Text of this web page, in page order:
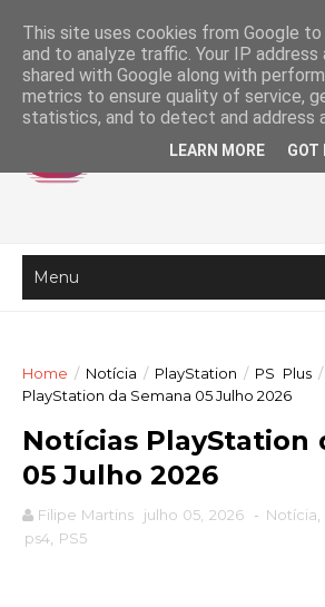
Home / Notícia / PlayStation / PS Plus /
PlayStation da Semana 05 Julho 2026
Notícias PlayStation
05 Julho 2026
Filipe Martins julho 05, 2026 - Notícia
ps4 PS5
This site uses cookies from Google
and to analyze traffic. Your IP address
shared with Google along with
metrics to ensure quality of service,
statistics, and to detect and address
LEARN MORE GOT